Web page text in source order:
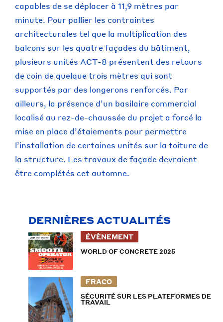
capables de se déplacer à 11,9 mètres par
minute. Pour pallier les contraintes
architecturales tel que la multiplication des
balcons sur les quatre façades du bâtiment,
plusieurs unités ACT-8 présentent des retours
de coin de quelque trois mètres qui sont
supportés par des longerons renforcés. Par
ailleurs, la présence d’un basilaire commercial
localisé au rez-de-chaussée du projet a forcé la
mise en place d’étaiements pour permettre
l’installation de certaines unités sur la toiture de
la structure. Les travaux de façade devraient
être complétés cet automne.
DERNIÈRES ACTUALITÉS
ÉVÈNEMENT
WORLD OF CONCRETE 2025
FRACO
SÉCURITÉ SUR LES PLATEFORMES DE
TRAVAIL